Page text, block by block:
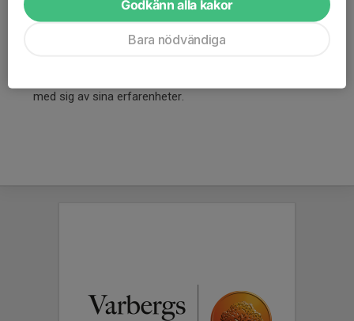
Fadderlaget kan hjälpa ledarna i det yngre laget genom att
informera om hur poolspel går till samt hur man på enklaste
sätt organiserar ett poolspel på hemmaplan.
med sig av sina erfarenheter.
Godkänn alla kakor
Bara nödvändiga